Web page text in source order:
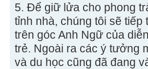
5. Để giữ lửa cho phong
tỉnh nhà, chúng tôi sẽ tiếp
trên góc Anh Ngữ của
trẻ. Ngoài ra các ý tưởng
và du học cũng đã đang